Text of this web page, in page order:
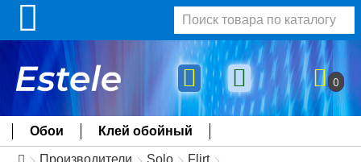
0
Обои Клей обойный
Производители Solo
Flirt